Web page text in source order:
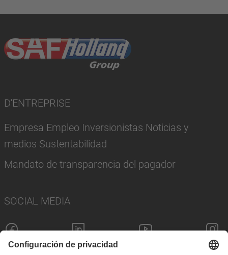
D'ENTREPRISE
Empresa Empleo Inversionistas Noticias y
medios Sustentabilidad
Mandato de transparencia del pagador
SOCIAL MEDIA